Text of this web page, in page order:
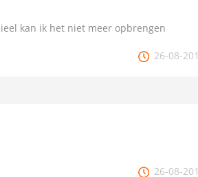
kan ik het niet meer opbrengen
26-08-
26-08-